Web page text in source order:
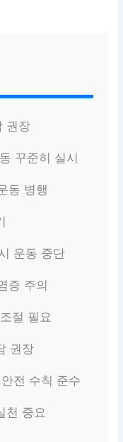
권장
꾸준히 실시
동 병행
운동 중단
증 주의
절 필요
권장
전 수칙 준수
천 중요